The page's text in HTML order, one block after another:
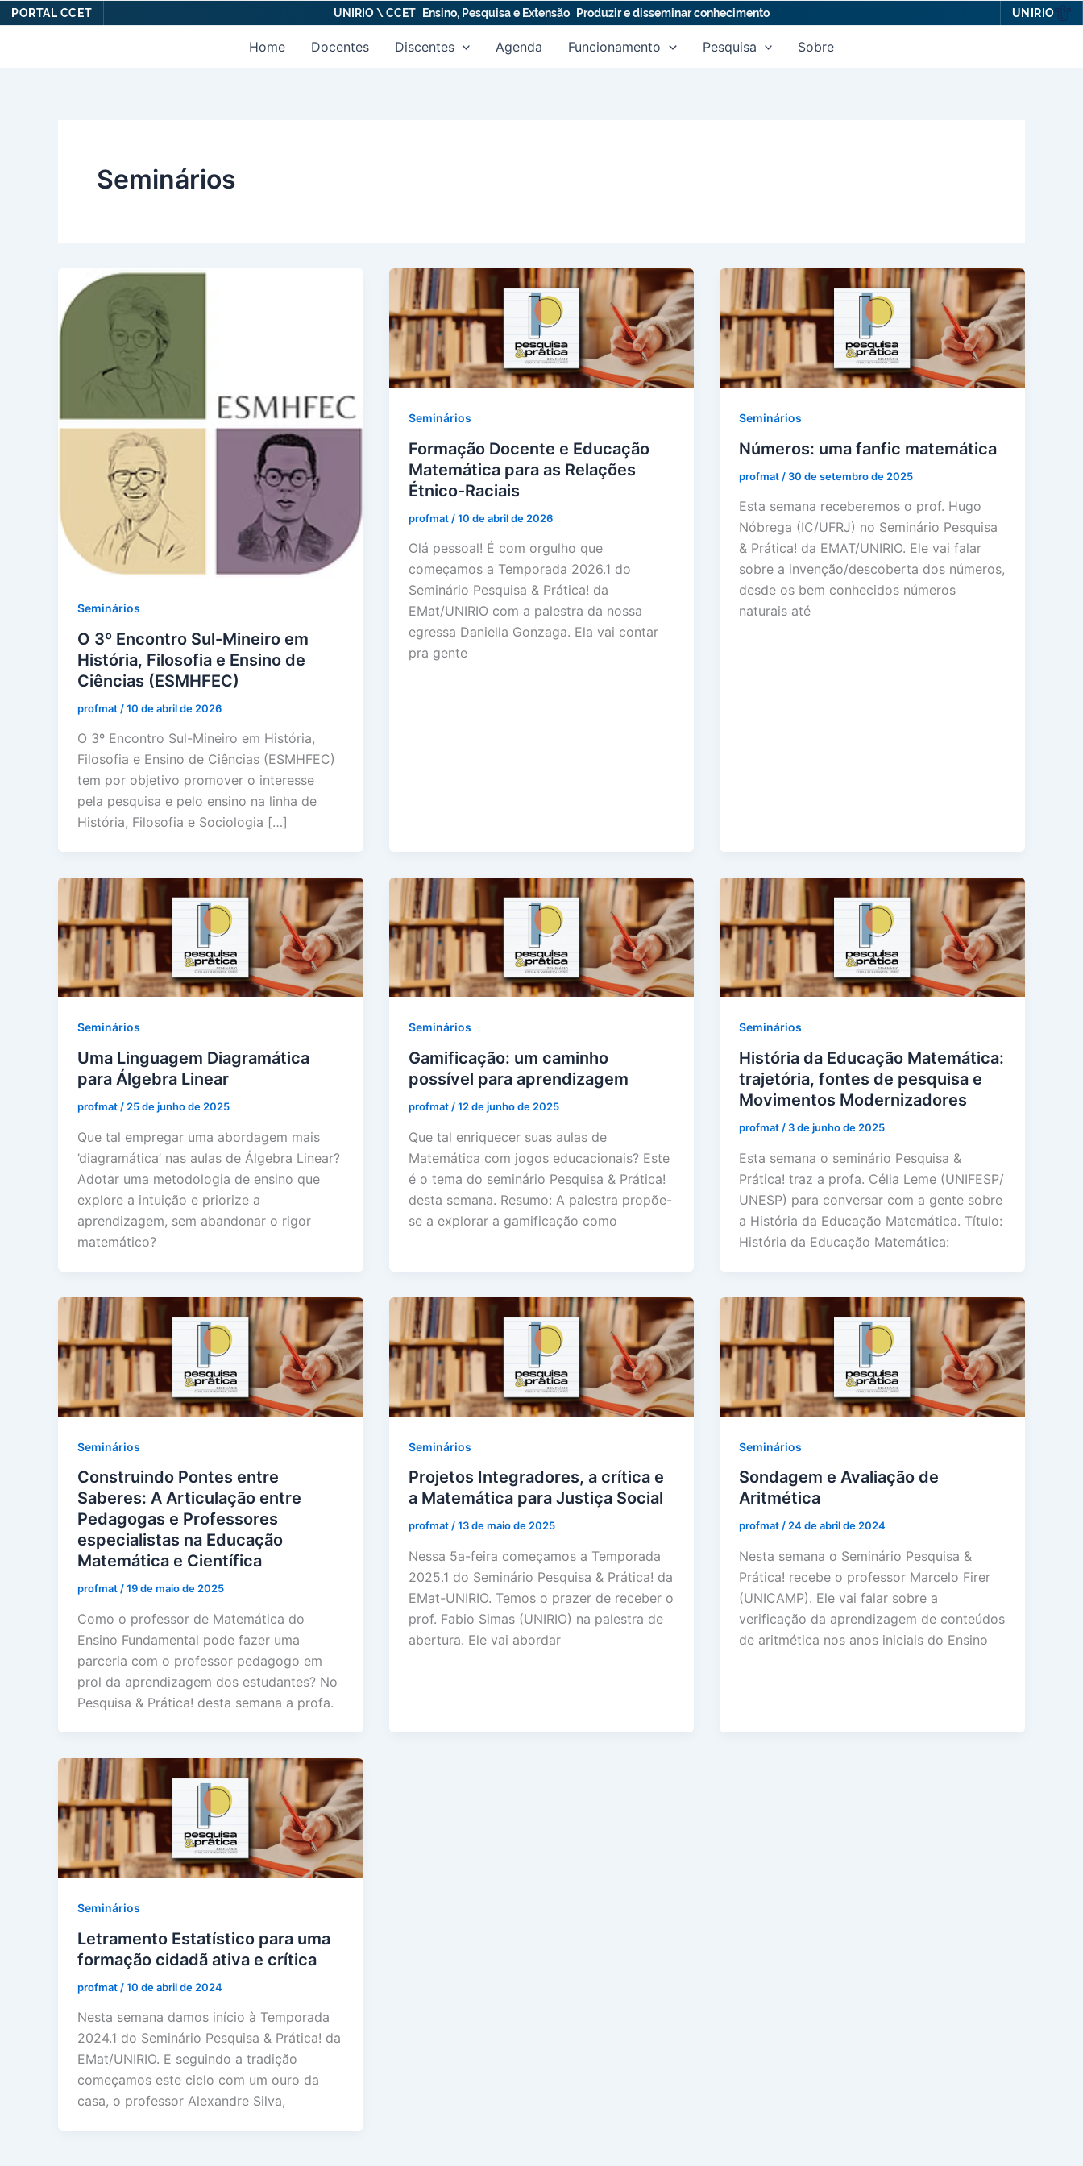
PORTAL CCET UNIRIO \ CCET Ensino, Pesquisa e Extensão Produzir e disseminar conhecimento UNIRIO
Home Docentes Discentes Agenda Funcionamento Pesquisa Sobre
Seminários
Seminários
O 3º Encontro Sul-Mineiro em
História, Filosofia e Ensino de
Ciências (ESMHFEC)
profmat /10 de abril de 2026
O 3º Encontro Sul-Mineiro em História,
Filosofia e Ensino de Ciências (ESMHFEC)
tem por objetivo promover o interesse
pela pesquisa e pelo ensino na linha de
História, Filosofia e Sociologia […]
Seminários
Formação Docente e Educação
Matemática para as Relações
Étnico-Raciais
profmat /10 de abril de 2026
Olá pessoal! É com orgulho que
começamos a Temporada 2026.1 do
Seminário Pesquisa & Prática! da
EMat/UNIRIO com a palestra da nossa
egressa Daniella Gonzaga. Ela vai contar
pra gente
Seminários
Números: uma fanfic matemática
profmat / 30 de setembro de 2025
Esta semana receberemos o prof. Hugo
Nóbrega (IC/UFRJ) no Seminário Pesquisa
& Prática! da EMAT/UNIRIO. Ele vai falar
sobre a invenção/descoberta dos números,
desde os bem conhecidos números
naturais até
Seminários
Uma Linguagem Diagramática
para Álgebra Linear
profmat / 25 de junho de 2025
Que tal empregar uma abordagem mais
’diagramática’ nas aulas de Álgebra Linear?
Adotar uma metodologia de ensino que
explore a intuição e priorize a
aprendizagem, sem abandonar o rigor
matemático?
Seminários
Gamificação: um caminho
possível para aprendizagem
profmat /12 de junho de 2025
Que tal enriquecer suas aulas de
Matemática com jogos educacionais? Este
é o tema do seminário Pesquisa & Prática!
desta semana. Resumo: A palestra propõe-
se a explorar a gamificação como
Seminários
História da Educação Matemática:
trajetória, fontes de pesquisa e
Movimentos Modernizadores
profmat / 3 de junho de 2025
Esta semana o seminário Pesquisa &
Prática! traz a profa. Célia Leme (UNIFESP/
UNESP) para conversar com a gente sobre
a História da Educação Matemática. Título:
História da Educação Matemática:
Seminários
Construindo Pontes entre
Saberes: A Articulação entre
Pedagogas e Professores
especialistas na Educação
Matemática e Científica
profmat/19 de maio de 2025
Como o professor de Matemática do
Ensino Fundamental pode fazer uma
parceria com o professor pedagogo em
prol da aprendizagem dos estudantes? No
Pesquisa & Prática! desta semana a profa.
Seminários
Projetos Integradores, a crítica e
a Matemática para Justiça Social
profmat/13 de maio de 2025
Nessa 5a-feira começamos a Temporada
2025.1 do Seminário Pesquisa & Prática! da
EMat-UNIRIO. Temos o prazer de receber o
prof. Fabio Simas (UNIRIO) na palestra de
abertura. Ele vai abordar
Seminários
Sondagem e Avaliação de
Aritmética
profmat/24 de abril de 2024
Nesta semana o Seminário Pesquisa &
Prática! recebe o professor Marcelo Firer
(UNICAMP). Ele vai falar sobre a
verificação da aprendizagem de conteúdos
de aritmética nos anos iniciais do Ensino
Seminários
Letramento Estatístico para uma
formação cidadã ativa e crítica
profmat /10 de abril de 2024
Nesta semana damos início à Temporada
2024.1 do Seminário Pesquisa & Prática! da
EMat/UNIRIO. E seguindo a tradição
começamos este ciclo com um ouro da
casa, o professor Alexandre Silva,